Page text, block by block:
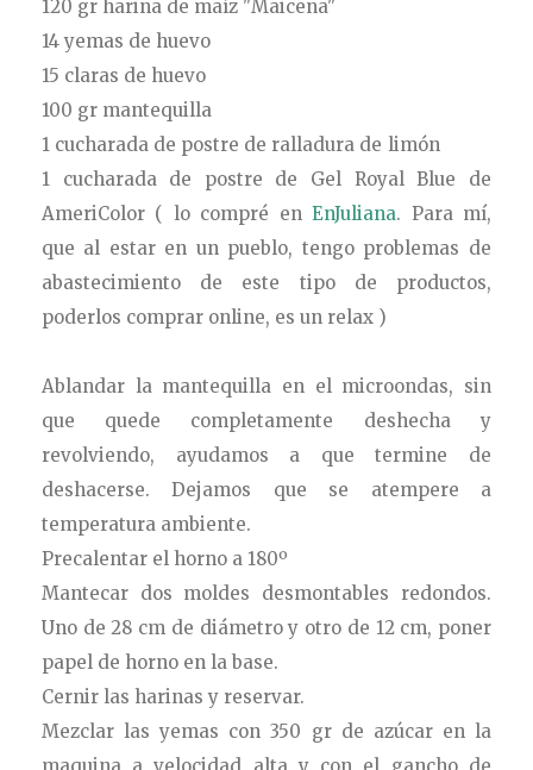
120 gr harina de maíz "Maicena"
14 yemas de huevo
15 claras de huevo
100 gr mantequilla
1 cucharada de postre de ralladura de limón
1 cucharada de postre de Gel Royal Blue de
AmeriColor ( lo compré enEnJuliana. Para mí,
que al estar en un pueblo, tengo problemas de
abastecimiento de este tipo de productos,
poderlos comprar online, es un relax )
Ablandar la mantequilla en el microondas, sin
que quede completamente deshecha y
revolviendo, ayudamos a que termine de
deshacerse.Dejamos que se atempere a
temperatura ambiente.
Precalentar el horno a 180º
Mantecar dos moldes desmontables redondos.
Uno de 28 cm de diámetro y otro de 12 cm, poner
papel de horno en la base.
Cernir las harinas y reservar.
Mezclar las yemas con 350 gr de azúcar en la